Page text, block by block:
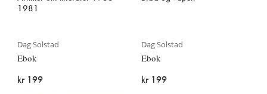
1981
Dag Solstad
Ebok
kr 199
Dag Solstad
Ebok
kr 199